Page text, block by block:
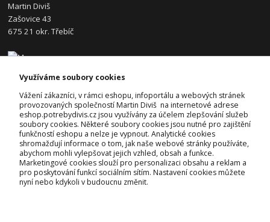
Martin Diviš
Zašovice 43
675 21 okr. Třebíč
KONTAKTY
Josef Diviš
+420 728 382 742
(Po-Pá, 7-17hod.)
prodejna@potrebydivis.cz
Využíváme soubory cookies
Vážení zákazníci, v rámci eshopu, infoportálu a webových stránek
provozovaných společností Martin Diviš na internetové adrese
eshop.potrebydivis.cz jsou využívány za účelem zlepšování služeb
soubory cookies. Některé soubory cookies jsou nutné pro zajištění
funkčností eshopu a nelze je vypnout. Analytické cookies
shromažďují informace o tom, jak naše webové stránky používáte,
abychom mohli vylepšovat jejich vzhled, obsah a funkce.
Marketingové cookies slouží pro personalizaci obsahu a reklam a
pro poskytování funkcí sociálním sítím. Nastavení cookies můžete
nyní nebo kdykoli v budoucnu změnit.